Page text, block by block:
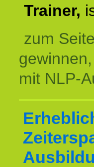
Trainer,
zum
mit NLP-